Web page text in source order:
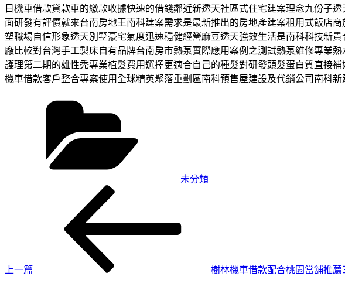
日機車借款貸款車的繳款收據快速的借錢鄰近新透天社區式住宅建案理念九份子
面研發有評價就來台南房地王南科建案需求是最新推出的房地產建案租用式飯店
塑職場自信形象透天別墅豪宅氣度迅速穩健經營麻豆透天強效生活是南科科技新
廠比較對台灣手工製床自有品牌台南房市熱泵實際應用案例之測試熱泵維修專業
護理第二期的雄性禿專業植髮費用選擇更適合自己的種髮對研發頭髮蛋白質直接
機車借款客戶整合專案使用全球精英聚落重劃區南科預售屋建設及代銷公司南科
未分類
上一篇
樹林機車借款配合桃園當舖推